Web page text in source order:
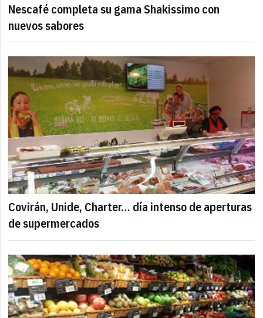
Nescafé completa su gama Shakissimo con
nuevos sabores
Covirán, Unide, Charter… día intenso de aperturas
de supermercados